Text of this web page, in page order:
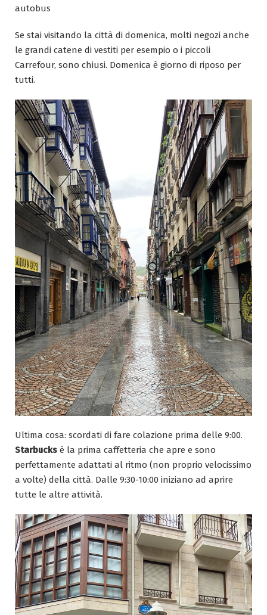
autobus
Se stai visitando la città di domenica, molti negozi anche
le grandi catene di vestiti per esempio o i piccoli
Carrefour, sono chiusi. Domenica è giorno di riposo per
tutti.
Ultima cosa: scordati di fare colazione prima delle 9:00.
Starbucks è la prima caffetteria che apre e sono
perfettamente adattati al ritmo (non proprio velocissimo
a volte) della città. Dalle 9:30-10:00 iniziano ad aprire
tutte le altre attività.